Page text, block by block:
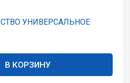
УНИВЕРСАЛЬНОЕ
В КОРЗИНУ